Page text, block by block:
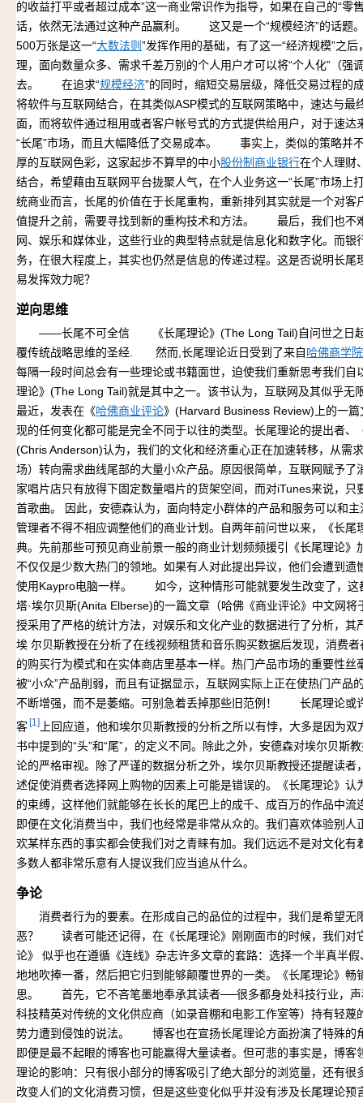
的收益打平或者超过成本”这一商业常识作为指导，如果在自己的“零
话，依然无法通过这种产品赢利。 这又是一个“规模经济”的话题
500万张是这一“大数法则 ”发挥作用的基础，有了这一“经济规模”之
理，面向数量众多、需求千差万别的个人用户才可以将“个人化”（强
去。 在追求“规模经济”的同时，缩短交易层级，降低交易过程的
将软件与互联网结合，在其类似ASP模式的互联网策略中，速达与
面，而将软件通过租用或者客户帐号式的方式提供给用户，对于速
“长尾”市场，而且大幅降低了交易成本。 事实上，类似的策略并
厚的互联网色彩，这家起步不算早的中小股份制商业银行在个人理财
结合，希望藉由互联网平台拢聚人气，在个人业务这一“长尾”市场
统商业而言，长尾的价值在于长尾重构，重新排列其实就是一个对
值提升之前，需要寻找到新的重构技术和方法。 最后，我们也不
网、娱乐和媒体业，这些行业的典型特点就是信息化和数字化。而银
务，在很大程度上，其实也仍然是信息的传递过程。这是否说明长
易发挥效力呢？
逆向思维
——长尾不可全信 《长尾理论》(The Long Tail)自问世之日起,
覆传统战略思维的圣经. 然而,长尾理论近日受到了来自哈佛商学院
每隔一段时间总会有一些理论或书籍面世，迫使我们重新思考我们
理论》(The Long Tail)就是其中之一。该书认为，互联网及其似
最近，发表在《哈佛商业评论》(Harvard Business Review)上的一
现的任何变化都可能是完全不同于以往的类型。长尾理论的提出者、
(Chris Anderson)认为，我们的文化和经济重心正在加速转移，从需
场）转向需求曲线尾部的大量小众产品。原因很简单，互联网赋予
家唱片店只有放得下固定数量唱片的货架空间，而对iTunes来说，
首歌曲。 因此，安德森认为，面向特定小群体的产品和服务可以和
管理者不得不相应调整他们的商业计划。自两年前问世以来，《长
典。先前那些可预见商业前景一般的商业计划频频援引《长尾理论
不仅仅是少数大热门的领地。如果有人对此提出异议，他们会遭到
使用Kaypro电脑一样。 如今，这种情形可能就要发生改变了，这
塔·埃尔贝斯(Anita Elberse)的一篇文章（哈佛《商业评论》中文网
授采用了严格的统计方法，对娱乐和文化产业的数据进行了分析，
埃 尔贝斯教授在分析了在线视频租赁和音乐购买数据后发现，消费者
的购买行为模式和在实体商店里基本一样。热门产品市场的重要性丝
被“小众”产品削弱，而且有证据显示，互联网实际上正在使热门产品
不断增强，而不是萎缩。可别急着丢掉那些旧范例！ 长尾理论或
客[1] 上回应道，他和埃尔贝斯教授的分析之所以有悖，大多是因为双
书中提到的“头”和“尾”，的定义不同。除此之外，安德森对埃尔贝斯
论的严格审视。除了严谨的数据分析之外，埃尔贝斯教授还提醒读
述促使消费者选择网上购物的因素上可能是错误的。《长尾理论》
的束缚，这样他们就能够在长长的尾巴上的成千、成百万的作品中
即便在文化消费当中，我们也经常是非常从众的。我们喜欢体验别
欢某样东西的事实都会使我们对之青睐有加。我们远远不是对文化
多数人都非常乐意有人提议我们应当追从什么。
争论
消费者行为的要素。在形成自己的品位的过程中，我们是希望无
恶？ 读者可能还记得，在《长尾理论》刚刚面市的时候，我们对
论》 似乎也在遵循《连线》杂志许多文章的套路：选择一个半真半
地地吹捧一番，然后把它归到能够颠覆世界的一类。《长尾理论》
思。 首先，它不吝笔墨地奉承其读者──很多都身处科技行业，声
科技精英对传统的文化供应商（如录音棚和电影工作室等）持有轻
势力遭到侵蚀的说法。 博客也在宣扬长尾理论方面扮演了特殊的
即便是最不起眼的博客也可能赢得大量读者。但可悲的事实是，博客
理论的影响：只有很小部分的博客吸引了绝大部分的浏览量，还
改变人们的文化消费习惯，但是这些变化似乎并没有涉及长尾理论